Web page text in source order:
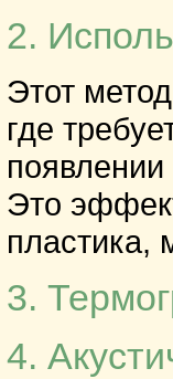
2.
Этот
где
Это
пластика,
3.
4.